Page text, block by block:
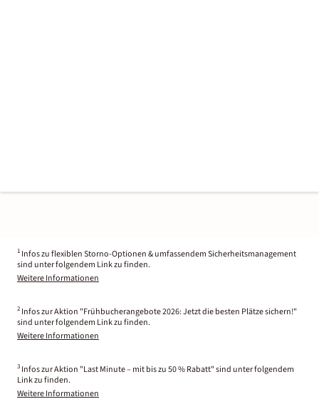
1 Infos zu flexiblen Storno-Optionen & umfassendem Sicherheitsmanagement
sind unter folgendem Link zu finden.
Weitere Informationen
2 Infos zur Aktion "Frühbucherangebote 2026: Jetzt die besten Plätze sichern!"
sind unter folgendem Link zu finden.
Weitere Informationen
3 Infos zur Aktion "Last Minute – mit bis zu 50 % Rabatt" sind unter folgendem
Link zu finden.
Weitere Informationen